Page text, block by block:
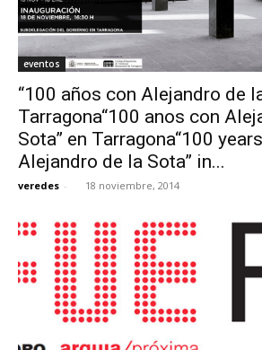
eventos
“100 años con Alejandro de
Tarragona“100 anos con
Sota” en Tarragona“100
Alejandro de la Sota” in...
veredes - 18 noviembre, 2014